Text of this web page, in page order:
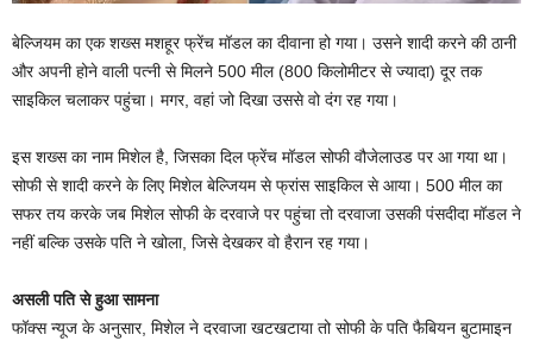
बेल्जियम का एक शख्स मशहूर फ्रेंच मॉडल का दीवाना हो गया। उसने शादी करने की ठानी
और अपनी होने वाली पत्नी से मिलने 500 मील (800 किलोमीटर से ज्यादा) दूर तक
साइकिल चलाकर पहुंचा। मगर, वहां जो दिखा उससे वो दंग रह गया।
इस शख्स का नाम मिशेल है, जिसका दिल फ्रेंच मॉडल सोफी वौजेलाउड पर आ गया था।
सोफी से शादी करने के लिए मिशेल बेल्जियम से फ्रांस साइकिल से आया। 500 मील का
सफर तय करके जब मिशेल सोफी के दरवाजे पर पहुंचा तो दरवाजा उसकी पंसदीदा मॉडल ने
नहीं बल्कि उसके पति ने खोला, जिसे देखकर वो हैरान रह गया।
असली पति से हुआ सामना
फॉक्स न्यूज के अनुसार, मिशेल ने दरवाजा खटखटाया तो सोफी के पति फैबियन बुटामाइन